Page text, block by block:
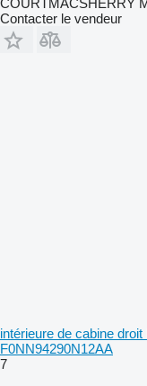
COURTMACSHERRY
Contacter le vendeur
intérieure de cabine
F0NN94290N12AA
7